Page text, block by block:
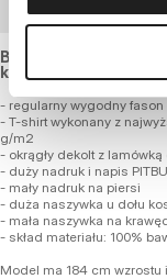
ZAMÓWIENIE
Bawełniany T-shirt
kroju.
- regularny wygodny fason
- T-shirt wykonany z
g/m2
- okrągły dekolt z
- duży nadruk i napis
- mały nadruk na piersi
- duża naszywka u dołu
- mała naszywka na
- skład materiału: 100%
Model ma 184 cm wzrostu i